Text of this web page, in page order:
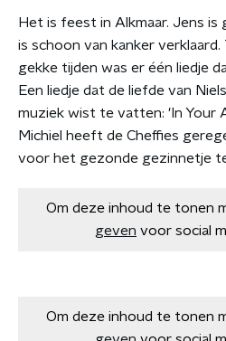
Het is feest in Alkmaar. Jens
is schoon van kanker verklaard.
gekke tijden was er één liedje
Een liedje dat de liefde van
muziek wist te vatten: 'In Your
Michiel heeft de Cheffies
voor het gezonde gezinnetje
Om deze inhoud te tonen
geven voor social
Om deze inhoud te tonen